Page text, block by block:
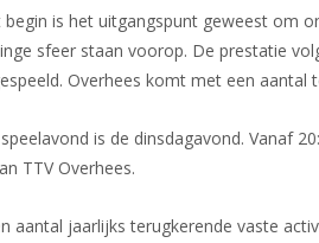
begin is het uitgangspunt geweest om
sfeer staan voorop. De prestatie
Overhees komt met een
is de dinsdagavond. Vanaf
TTV Overhees.
aantal jaarlijks terugkerende vaste